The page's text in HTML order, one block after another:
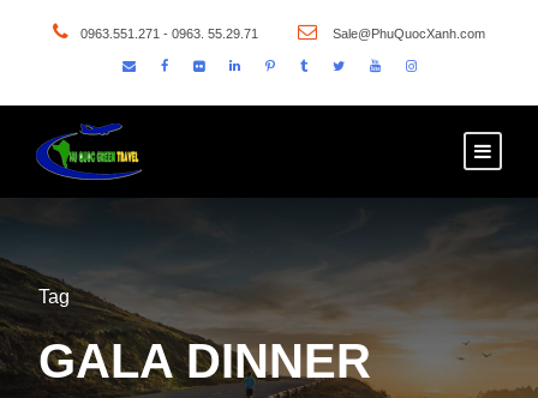
0963.551.271 - 0963. 55.29.71 Sale@PhuQuocXanh.com
Tag
GALA DINNER